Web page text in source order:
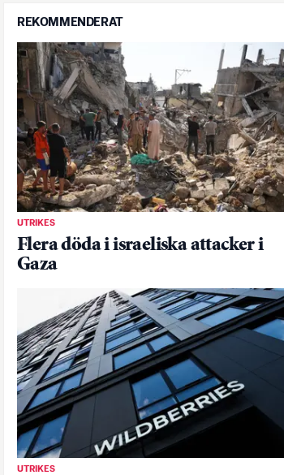
REKOMMENDERAT
UTRIKES
Flera döda i israeliska attacker i
Gaza
UTRIKES